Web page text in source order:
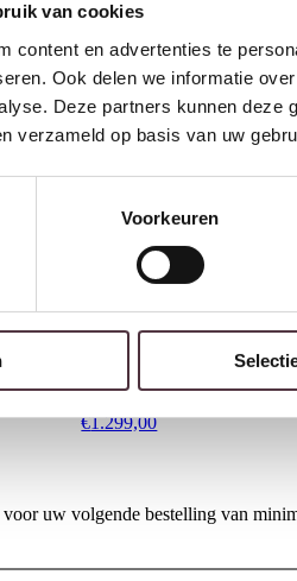
van cookies
content en advertenties te
Ook delen we informatie
Deze partners kunnen
verzameld op basis van uw
Voorkeuren
Nijwie Dutch Industries
boekenkast 120 met 2
€1.299,00
uw volgende bestelling van